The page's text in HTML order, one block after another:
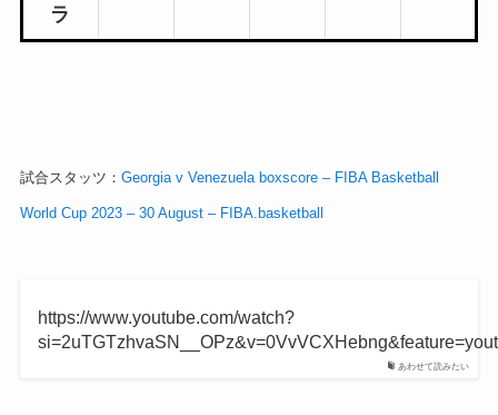
ラ
試合スタッツ： Georgia v Venezuela boxscore – FIBA Basketball
World Cup 2023 – 30 August – FIBA.basketball
あわせて読みたい
https://www.youtube.com/watch?